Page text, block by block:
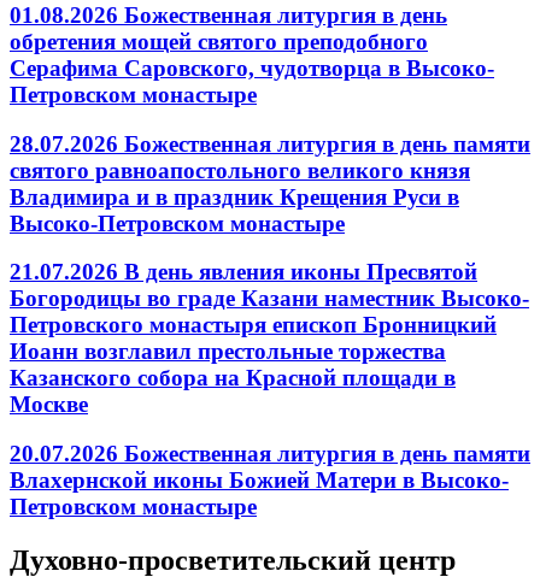
01.08.2026 Божественная литургия в день
обретения мощей святого преподобного
Серафима Саровского, чудотворца в Высоко-
Петровском монастыре
28.07.2026 Божественная литургия в день памяти
святого равноапостольного великого князя
Владимира и в праздник Крещения Руси в
Высоко-Петровском монастыре
21.07.2026 В день явления иконы Пресвятой
Богородицы во граде Казани наместник Высоко-
Петровского монастыря епископ Бронницкий
Иоанн возглавил престольные торжества
Казанского собора на Красной площади в
Москве
20.07.2026 Божественная литургия в день памяти
Влахернской иконы Божией Матери в Высоко-
Петровском монастыре
Духовно-просветительский центр